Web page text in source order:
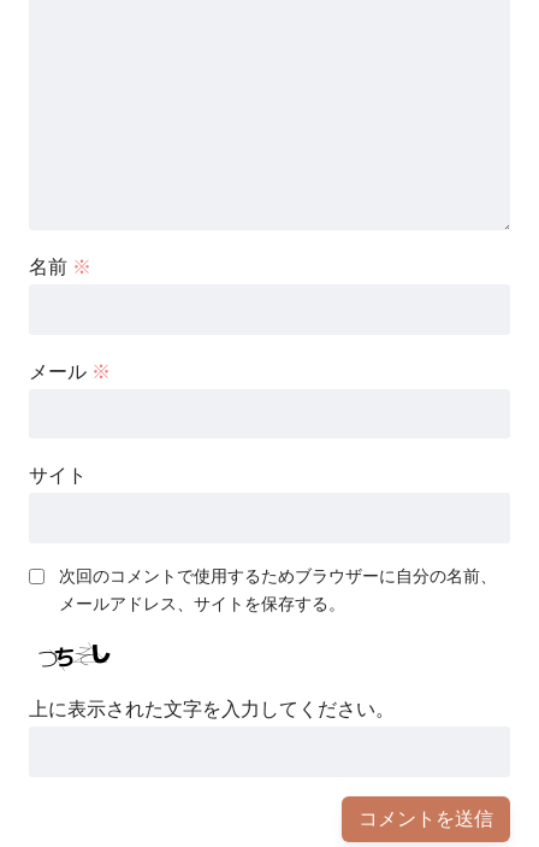
名前 ※
メール ※
サイト
次回のコメントで使用するためブラウザーに自分の名前、
メールアドレス、サイトを保存する。
上に表示された文字を入力してください。